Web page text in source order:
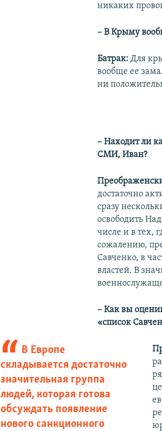
никаких
– В Крыму
Батрак: Для
вообще ее
ни
– Находит ли
СМИ, Иван?
достаточно
сразу
освободить
числе и в тех,
сожалению,
Савченко, в
властей. В
– Как вы
«список
В Европе
складывается достаточно
значительная группа
людей, которая готова
обсуждать появление
нового санкционного